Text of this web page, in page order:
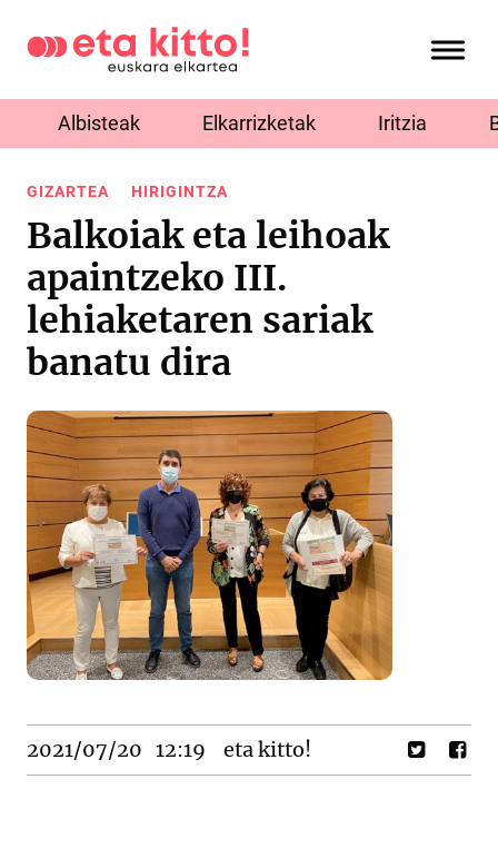
Albisteak Elkarrizketak Iritzia
GIZARTEA HIRIGINTZA
Balkoiak eta leihoak
apaintzeko III.
lehiaketaren sariak
banatu dira
2021/07/20 12:19 eta kitto!